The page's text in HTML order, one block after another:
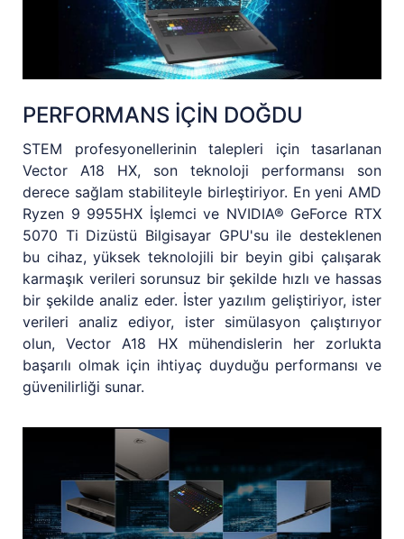
PERFORMANS İÇİN DOĞDU
STEM profesyonellerinin talepleri için tasarlanan
Vector A18 HX, son teknoloji performansı son
derece sağlam stabiliteyle birleştiriyor. En yeni AMD
Ryzen 9 9955HX İşlemci ve NVIDIA® GeForce RTX
5070 Ti Dizüstü Bilgisayar GPU'su ile desteklenen
bu cihaz, yüksek teknolojili bir beyin gibi çalışarak
karmaşık verileri sorunsuz bir şekilde hızlı ve hassas
bir şekilde analiz eder. İster yazılım geliştiriyor, ister
verileri analiz ediyor, ister simülasyon çalıştırıyor
olun, Vector A18 HX mühendislerin her zorlukta
başarılı olmak için ihtiyaç duyduğu performansı ve
güvenilirliği sunar.